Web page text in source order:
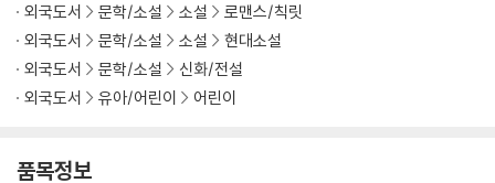
s.
Spanning thirty years, from Cambridge, Massachusetts, to Ve
nice Beach, California, and lands in between and far beyond, G
redemptive possibilities in play, and above all, our need to con
외국도서 문학/소설 소설
로맨스/칙릿
외국도서
문학/소설 소설
현대소설
외국도서
문학/소설
신화/전설
외국도서
유아/어린이 어린이
품목정보